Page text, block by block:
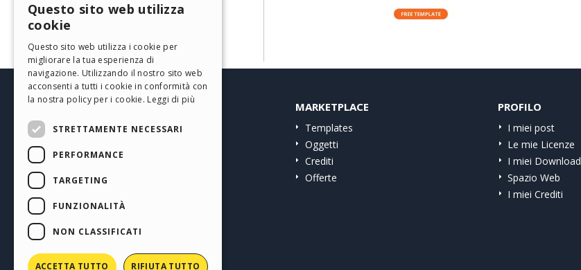
HELP CENTER
Guide
Siti Utenti
MARKETPLACE
Templates
Oggetti
Crediti
Offerte
PROFILO
I miei post
Le mie Licenze
I miei Download
Spazio Web
I miei Crediti
ENGLISH
SPANISH
PORTUGUESE
POLISH
Questo sito web utilizza
cookie
Questo sito web utilizza i cookie per
migliorare la tua esperienza di
navigazione. Utilizzando il nostro sito web
acconsenti a tutti i cookie in conformità con
la nostra policy per i cookie. Leggi di più
STRETTAMENTE NECESSARI
PERFORMANCE
TARGETING
FUNZIONALITÀ
NON CLASSIFICATI
ACCETTA TUTTO RIFIUTA TUTTO